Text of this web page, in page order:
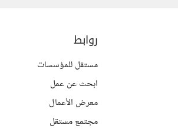
روابط
مستقل للمؤسسات
ابحث عن عمل
معرض الأعمال
مجتمع مستقل